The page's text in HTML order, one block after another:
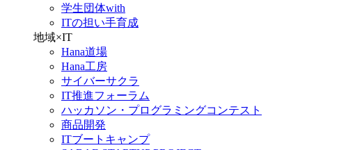
学生団体with
ITの担い手育成
地域×IT
Hana道場
Hana工房
サイバーサクラ
IT推進フォーラム
ハッカソン・プログラミングコンテスト
商品開発
ITブートキャンプ